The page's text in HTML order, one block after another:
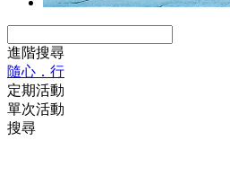
進階搜尋
隨心．行
定期活動
單次活動
搜尋